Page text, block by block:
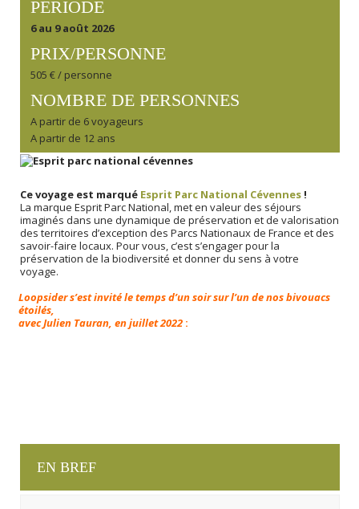
PÉRIODE
6 au 9 août 2026
PRIX/PERSONNE
505 € / personne
NOMBRE DE PERSONNES
A partir de 6 voyageurs
A partir de 12 ans
Ce voyage est marqué Esprit Parc National Cévennes !
La marque Esprit Parc National, met en valeur des séjours
imaginés dans une dynamique de préservation et de valorisation
des territoires d’exception des Parcs Nationaux de France et des
savoir-faire locaux. Pour vous, c’est s’engager pour la
préservation de la biodiversité et donner du sens à votre
voyage.
Loopsider s’est invité le temps d’un soir sur l’un de nos bivouacs
étoilés,
avec Julien Tauran, en juillet 2022:
EN BREF